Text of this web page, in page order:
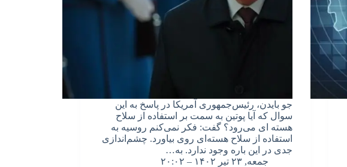
جو بایدن، رئیس‌جمهوری آمریکا در پاسخ به این
سوال که آیا پوتین به سمت بر استفاده از سلاح
هسته ای می‌رود؟ گفت: فکر نمی‌کنم روسیه به
استفاده از سلاح هسته‌ای روی بیاورد. چشم‌اندازی
جدی در این باره وجود ندارد. به…
جمعه, ۲۳ تیر ۱۴۰۲ – ۲۰:۰۲